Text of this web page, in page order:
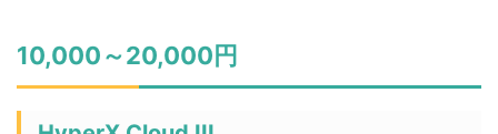
10,000～20,000円